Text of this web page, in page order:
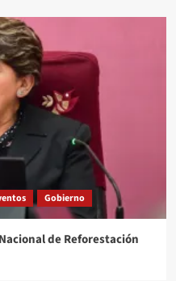
Gobierno
de Reforestación